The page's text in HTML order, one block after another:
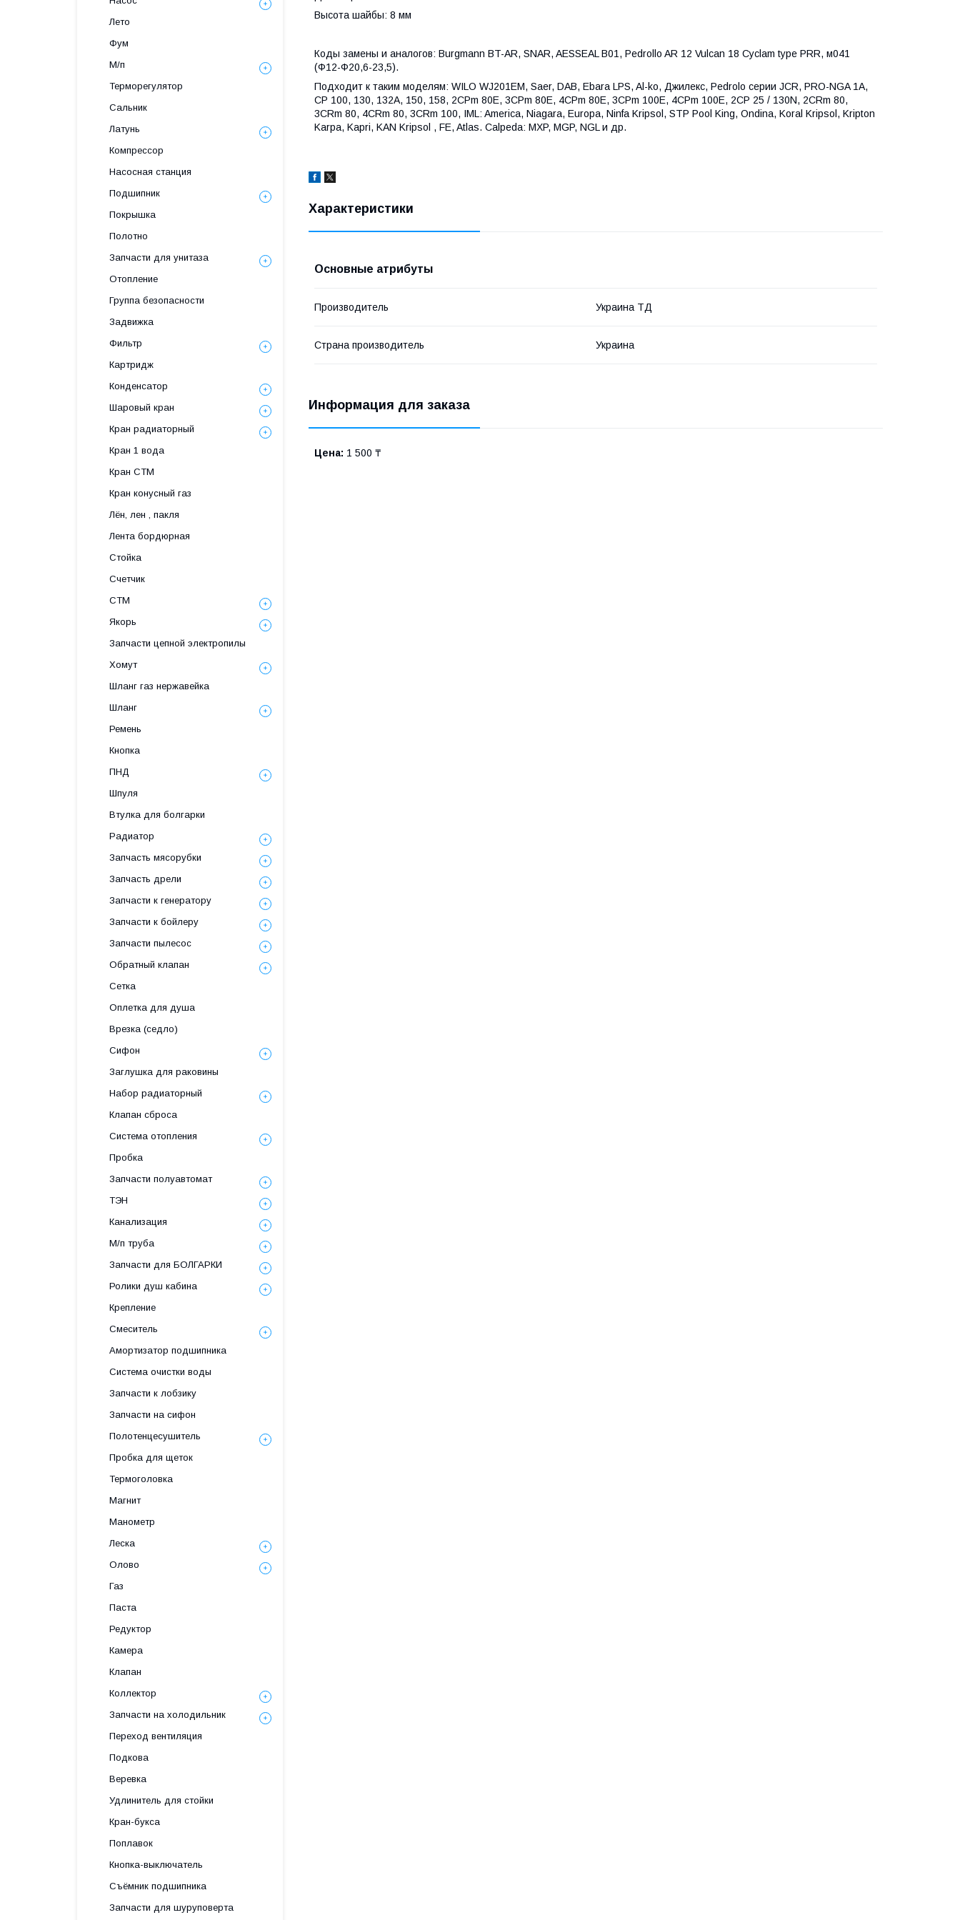
Высота шайбы: 8 мм
Коды замены и аналогов: Burgmann BT-AR, SNAR, AESSEAL B01, Pedrollo AR 12 Vulcan 18 Cyclam type PRR, м041
(Ф12-Ф20,6-23,5).
Подходит к таким моделям: WILO WJ201EM, Saer, DAB, Ebara LPS, Al-ko, Джилекс, Pedrolo серии JCR, PRO-NGA 1A,
CP 100, 130, 132A, 150, 158, 2CPm 80E, 3CPm 80E, 4CPm 80E, 3CPm 100E, 4CPm 100E, 2CP 25 / 130N, 2CRm 80,
3CRm 80, 4CRm 80, 3CRm 100, IML: America, Niagara, Europa, Ninfa Kripsol, STP Pool King, Ondina, Koral Kripsol, Kripton
Karpa, Kapri, KAN Kripsol , FE, Atlas. Calpeda: MXP, MGP, NGL и др.
Характеристики
Основные атрибуты
Производитель Украина ТД
Страна производитель Украина
Информация для заказа
Цена: 1 500 ₸
Лето
Фум
М/п
Терморегулятор
Сальник
Латунь
Компрессор
Насосная станция
Подшипник
Покрышка
Полотно
Запчасти для унитаза
Отопление
Группа безопасности
Задвижка
Фильтр
Картридж
Конденсатор
Шаровый кран
Кран радиаторный
Кран 1 вода
Кран СТМ
Кран конусный газ
Лён, лен , пакля
Лента бордюрная
Стойка
Счетчик
СТМ
Якорь
Запчасти цепной электропилы
Хомут
Шланг газ нержавейка
Шланг
Ремень
Кнопка
ПНД
Шпуля
Втулка для болгарки
Радиатор
Запчасть мясорубки
Запчасть дрели
Запчасти к генератору
Запчасти к бойлеру
Запчасти пылесос
Обратный клапан
Сетка
Оплетка для душа
Врезка (седло)
Сифон
Заглушка для раковины
Набор радиаторный
Клапан сброса
Система отопления
Пробка
Запчасти полуавтомат
ТЭН
Канализация
М/п труба
Запчасти для БОЛГАРКИ
Ролики душ кабина
Крепление
Смеситель
Амортизатор подшипника
Система очистки воды
Запчасти к лобзику
Запчасти на сифон
Полотенцесушитель
Пробка для щеток
Термоголовка
Магнит
Манометр
Леска
Олово
Газ
Паста
Редуктор
Камера
Клапан
Коллектор
Запчасти на холодильник
Переход вентиляция
Подкова
Веревка
Удлинитель для стойки
Кран-букса
Поплавок
Кнопка-выключатель
Съёмник подшипника
Запчасти для шуруповерта